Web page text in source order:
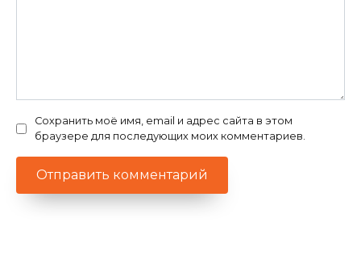
Сохранить моё имя, email и адрес сайта в этом
браузере для последующих моих комментариев.